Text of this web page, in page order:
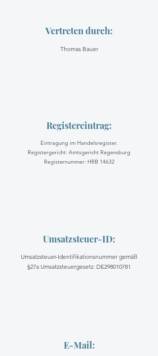
Vertreten durch:
Thomas Bauer
Registereintrag:
Eintragung im Handelsregister.
Registergericht: Amtsgericht Regensburg
Registernummer: HRB 14632
Umsatzsteuer-ID:
Umsatzsteuer-Identifikationsnummer gemäß
§27a Umsatzsteuergesetz: DE298010781
E-Mail: